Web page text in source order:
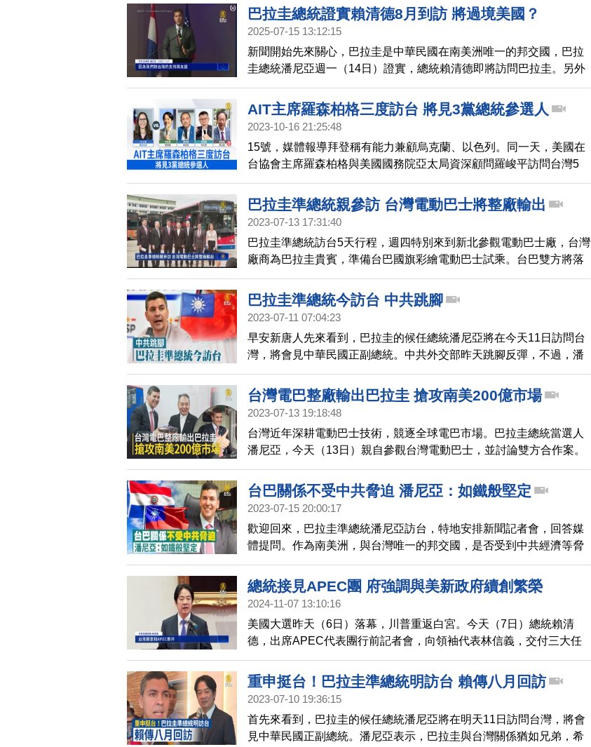
巴拉圭總統證實賴清德8月到訪 將過境美國？
2025-07-15 13:12:15
新聞開始先來關心，巴拉圭是中華民國在南美洲唯一的邦交國，巴拉
圭總統潘尼亞週一（14日）證實，總統賴清德即將訪問巴拉圭。另外
有消息傳出，賴清德還會訪問瓜地馬拉與貝里斯，途中是否過境美
國？引發關注。
AIT主席羅森柏格三度訪台 將見3黨總統參選人
2023-10-16 21:25:48
15號，媒體報導拜登稱有能力兼顧烏克蘭、以色列。同一天，美國在
台協會主席羅森柏格與美國國務院亞太局資深顧問羅峻平訪問台灣5
天，將與台灣政府高層討論台美關係等議題。羅森柏格表示，台灣是
民主的燈塔、是印太區域的重要力量，也重申美國對於台灣的承諾堅
若磐石，雙方要讓全球更加了解台灣及台海和平穩定的重要性，藉此
巴拉圭準總統親參訪 台灣電動巴士將整廠輸出
2023-07-13 17:31:40
巴拉圭準總統訪台5天行程，週四特別來到新北參觀電動巴士廠，台灣
廠商為巴拉圭貴賓，準備台巴國旗彩繪電動巴士試乘。台巴雙方將落
實電動巴士產業合作，業者表示，巴拉圭擁有優越的水力發電條件，
將台灣成熟的電動巴士科技以及快充技術，移轉至友邦巴拉圭落地生
產，創造全綠電公共交通典範。巴拉圭準總統也指出，位處拉丁美洲
觸。
巴拉圭準總統今訪台 中共跳腳
2023-07-11 07:04:23
早安新唐人先來看到，巴拉圭的候任總統潘尼亞將在今天11日訪問台
灣，將會見中華民國正副總統。中共外交部昨天跳腳反彈，不過，潘
尼亞發布影片表示，巴拉圭與台灣關係猶如兄弟，希望加強雙邊歷史
關係。
台灣電巴整廠輸出巴拉圭 搶攻南美200億市場
2023-07-13 19:18:48
台灣近年深耕電動巴士技術，競逐全球電巴市場。巴拉圭總統當選人
潘尼亞，今天（13日）親自參觀台灣電動巴士，並討論雙方合作案。
而台廠也將首次把電動巴士的整個廠，輸出到國際友邦，搶攻南美洲
一年200億的市場。
台巴關係不受中共脅迫 潘尼亞：如鐵般堅定
2023-07-15 20:00:17
歡迎回來，巴拉圭準總統潘尼亞訪台，特地安排新聞記者會，回答媒
體提問。作為南美洲，與台灣唯一的邦交國，是否受到中共經濟等脅
迫，潘尼亞堅定表示，與台灣關係如鐵般堅定。未來5年任期，不僅要
在國內強調，還要在國際上大聲疾呼，為何決定與台灣維繫如此良好
的關係。
總統接見APEC團 府強調與美新政府續創繁榮
2024-11-07 13:10:16
美國大選昨天（6日）落幕，川普重返白宮。今天（7日）總統賴清
德，出席APEC代表團行前記者會，向領袖代表林信義，交付三大任
務。而對於美國新政府，台灣總統府表示，台美關係堅若磐石，會持
續做美國最信賴夥伴
重申挺台！巴拉圭準總統明訪台 賴傳八月回訪
2023-07-10 19:36:15
首先來看到，巴拉圭的候任總統潘尼亞將在明天11日訪問台灣，將會
見中華民國正副總統。潘尼亞表示，巴拉圭與台灣關係猶如兄弟，希